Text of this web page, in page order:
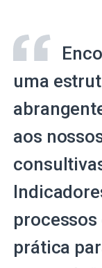
uma
aos
processos
prática